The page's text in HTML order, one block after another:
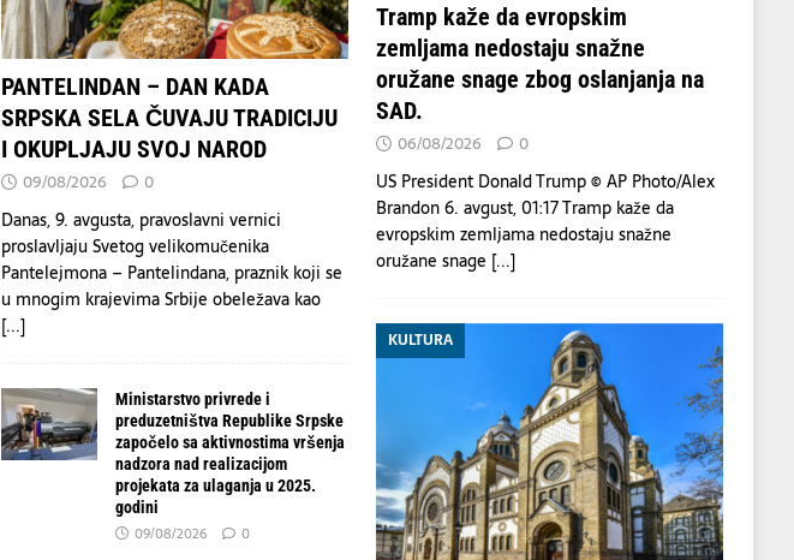
PANTELINDAN – DAN KADA
SRPSKA SELA ČUVAJU TRADICIJU
I OKUPLJAJU SVOJ NAROD
09/08/2026 0
Danas, 9. avgusta, pravoslavni vernici
proslavljaju Svetog velikomučenika
Pantelejmona – Pantelindana, praznik koji se
u mnogim krajevima Srbije obeležava kao
[...]
Ministarstvo privrede i
preduzetništva Republike Srpske
započelo sa aktivnostima vršenja
nadzora nad realizacijom
projekata za ulaganja u 2025.
godini
09/08/2026 0
Tramp kaže da evropskim
zemljama nedostaju snažne
oružane snage zbog oslanjanja na
SAD.
06/08/2026 0
US President Donald Trump © AP Photo/Alex
Brandon 6. avgust, 01:17 Tramp kaže da
evropskim zemljama nedostaju snažne
oružane snage [...]
KULTURA